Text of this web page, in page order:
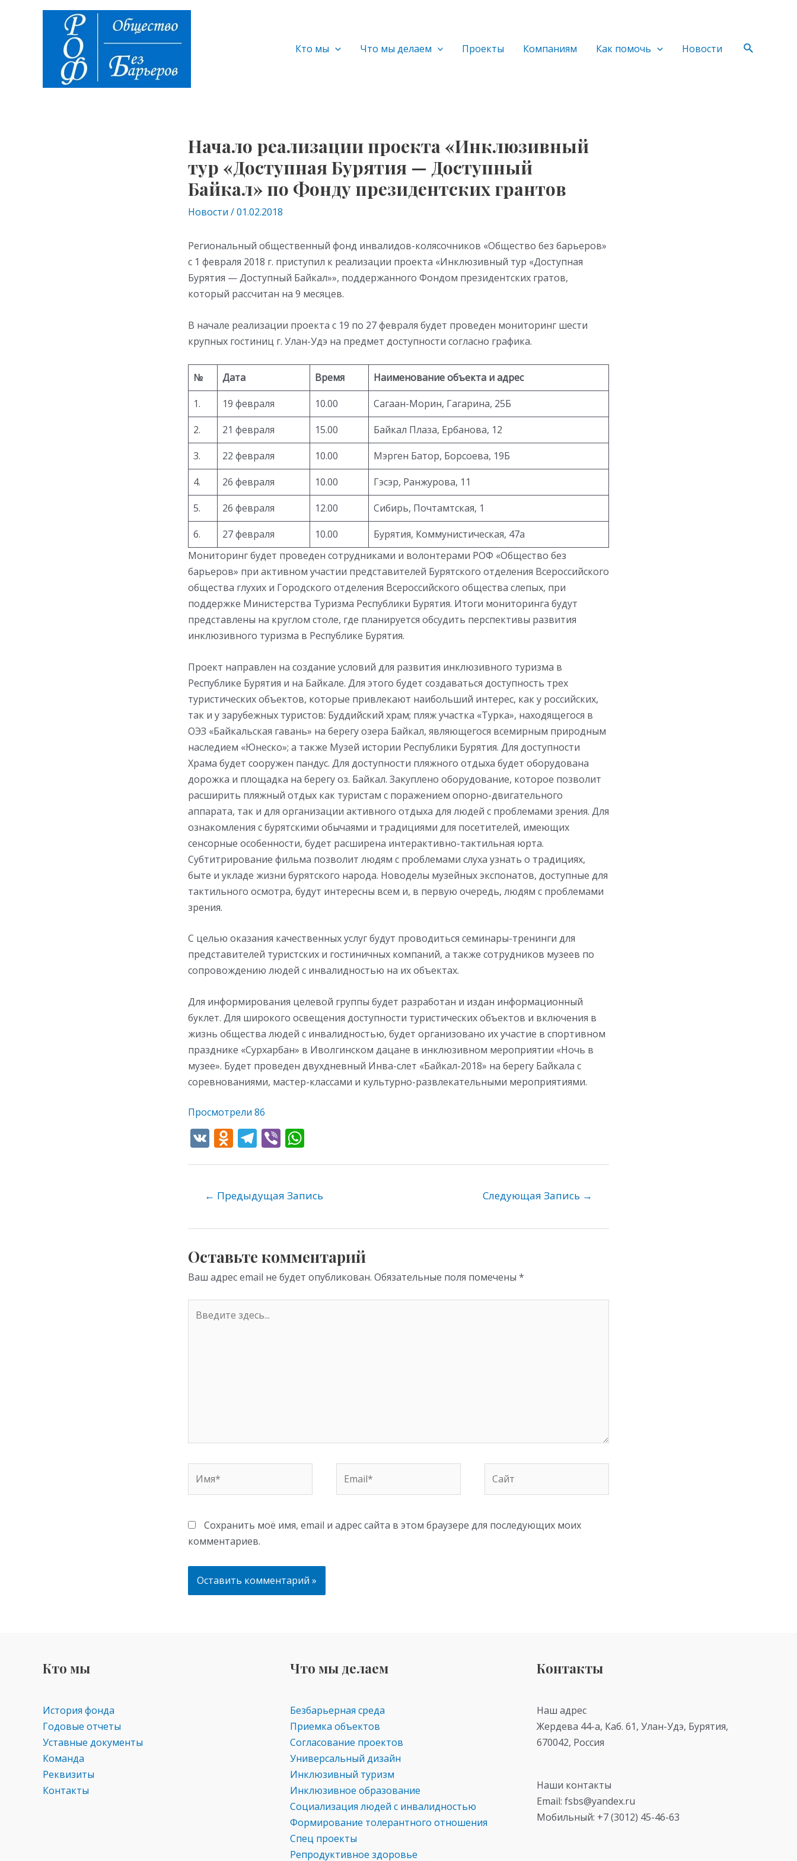
содержимому
Кто мы Что мы делаем Проекты Компаниям Как помочь Новости Поиск
Начало реализации проекта «Инклюзивный
тур «Доступная Бурятия — Доступный
Байкал» по Фонду президентских грантов
Новости /01.02.2018
Региональный общественный фонд инвалидов-колясочников «Общество без барьеров»
с 1 февраля 2018 г. приступил к реализации проекта «Инклюзивный тур «Доступная
Бурятия — Доступный Байкал»», поддержанного Фондом президентских гратов,
который рассчитан на 9 месяцев.
В начале реализации проекта с 19 по 27 февраля будет проведен мониторинг шести
крупных гостиниц г. Улан-Удэ на предмет доступности согласно графика.
№ Дата Время
Наименование объекта и адрес
1.
19 февраля 10.00
Сагаан-Морин, Гагарина, 25Б
2.
21 февраля 15.00
Байкал Плаза, Ербанова, 12
3.
22 февраля 10.00
Мэрген Батор, Борсоева, 19Б
4.
26 февраля 10.00
Гэсэр, Ранжурова, 11
5.
26 февраля 12.00
Сибирь, Почтамтская, 1
6.
27 февраля 10.00
Бурятия, Коммунистическая, 47а
Мониторинг будет проведен сотрудниками и волонтерами РОФ «Общество без
барьеров» при активном участии представителей Бурятского отделения Всероссийского
общества глухих и Городского отделения Всероссийского общества слепых, при
поддержке Министерства Туризма Республики Бурятия. Итоги мониторинга будут
представлены на круглом столе, где планируется обсудить перспективы развития
инклюзивного туризма в Республике Бурятия.
Проект направлен на создание условий для развития инклюзивного туризма в
Республике Бурятия и на Байкале. Для этого будет создаваться доступность трех
туристических объектов, которые привлекают наибольший интерес, как у российских,
так и у зарубежных туристов: Буддийский храм; пляж участка «Турка», находящегося в
ОЭЗ «Байкальская гавань» на берегу озера Байкал, являющегося всемирным природным
наследием «Юнеско»; а также Музей истории Республики Бурятия. Для доступности
Храма будет сооружен пандус. Для доступности пляжного отдыха будет оборудована
дорожка и площадка на берегу оз. Байкал. Закуплено оборудование, которое позволит
расширить пляжный отдых как туристам с поражением опорно-двигательного
аппарата, так и для организации активного отдыха для людей с проблемами зрения. Для
ознакомления с бурятскими обычаями и традициями для посетителей, имеющих
сенсорные особенности, будет расширена интерактивно-тактильная юрта.
Субтитрирование фильма позволит людям с проблемами слуха узнать о традициях,
быте и укладе жизни бурятского народа. Новоделы музейных экспонатов, доступные для
тактильного осмотра, будут интересны всем и, в первую очередь, людям с проблемами
зрения.
С целью оказания качественных услуг будут проводиться семинары-тренинги для
представителей туристских и гостиничных компаний, а также сотрудников музеев по
сопровождению людей с инвалидностью на их объектах.
Для информирования целевой группы будет разработан и издан информационный
буклет. Для широкого освещения доступности туристических объектов и включения в
жизнь общества людей с инвалидностью, будет организовано их участие в спортивном
празднике «Сурхарбан» в Иволгинском дацане в инклюзивном мероприятии «Ночь в
музее». Будет проведен двухдневный Инва-слет «Байкал-2018» на берегу Байкала с
соревнованиями, мастер-классами и культурно-развлекательными мероприятиями.
Просмотрели 86
V O
o
as
s
ni
T
gr
m
Vi
s
p
p
Навигация
← Предыдущая Запись Следующая Запись →
Оставьте комментарий
Ваш адрес email не будет опубликован. Обязательные поля помечены *
здесь...
Сохранить моё имя, email и адрес сайта в этом браузере для последующих моих
комментариев.
Кто мы
История фонда
Годовые отчеты
Уставные документы
Команда
Реквизиты
Контакты
Что мы делаем
Безбарьерная среда
Приемка объектов
Согласование проектов
Универсальный дизайн
Инклюзивный туризм
Инклюзивное образование
Социализация людей с инвалидностью
Формирование толерантного отношения
Спец проекты
Репродуктивное здоровье
Контакты
Наш адрес
Жердева 44-а, Каб. 61, Улан-Удэ, Бурятия,
670042, Россия
Наши контакты
Email: fsbs@yandex.ru
Мобильный: +7 (3012) 45-46-63